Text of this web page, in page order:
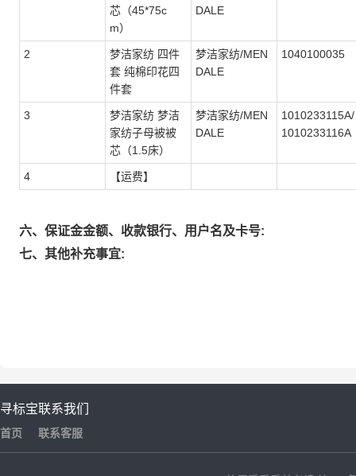
芯（45*75c
m）
DALE
2
梦洁家纺 四件
套 纯棉印花四
件套
梦洁家纺/MEN
DALE
1040100035
3
梦洁家纺 梦洁
家纺子母被被
芯（1.5床）
梦洁家纺/MEN
DALE
1010233115A/
1010233116A
4 【运费】
六、保证金金额、收款银行、用户名及卡号:
七、其他补充事宜:
寻标宝
首页
联系我们
联系客服